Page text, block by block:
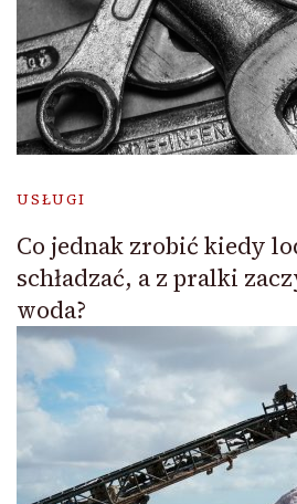
USŁUGI
Co jednak zrobić kiedy
schładzać, a z pralki
woda?